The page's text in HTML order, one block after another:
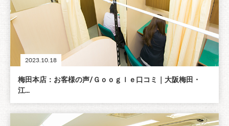
2023.10.18
梅田本店：お客様の声/Ｇｏｏｇｌｅ口コミ｜大阪梅田・
江...